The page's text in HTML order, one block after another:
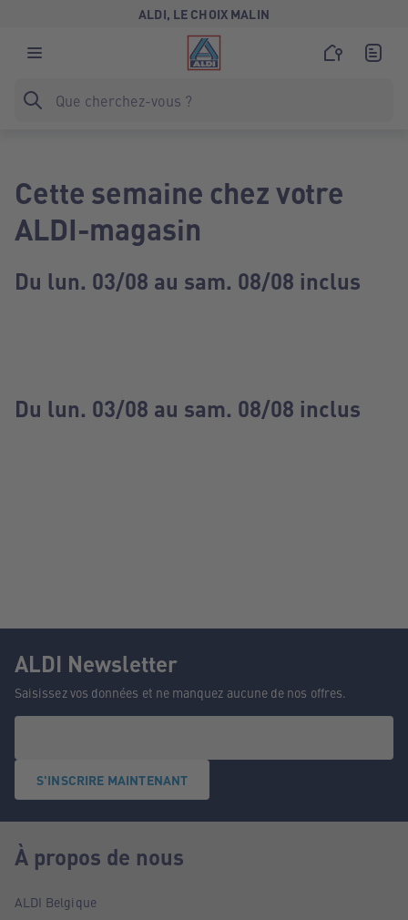
ALDI, LE CHOIX MALIN
Cette semaine chez votre
ALDI-magasin
Du lun. 03/08 au sam. 08/08 inclus
Du lun. 03/08 au sam. 08/08 inclus
ALDI Newsletter
Saisissez vos données et ne manquez aucune de nos offres.
S'INSCRIRE MAINTENANT
À propos de nous
ALDI Belgique